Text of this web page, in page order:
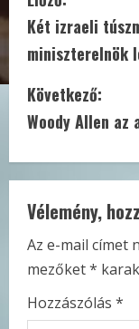
o
n
t
i
n
u
e
R
Két izraeli
miniszterelnök
Következő:
Woody Allen
Vélemény,
Az e-mail címet
mezőket*
Hozzászólás *